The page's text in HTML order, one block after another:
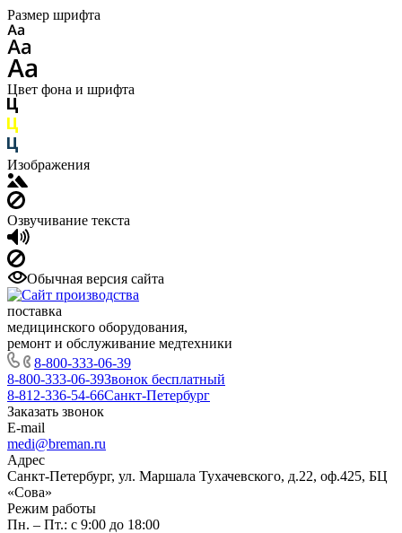
Размер шрифта
Цвет фона и шрифта
Изображения
Озвучивание текста
Обычная версия сайта
поставка
медицинского оборудования,
ремонт и обслуживание медтехники
8-800-333-06-39
8-800-333-06-39Звонок бесплатный
8-812-336-54-66Санкт-Петербург
Заказать звонок
E-mail
medi@breman.ru
Адрес
Санкт-Петербург, ул. Маршала Тухачевского, д.22, оф.425, БЦ
«Сова»
Режим работы
Пн. – Пт.: с 9:00 до 18:00